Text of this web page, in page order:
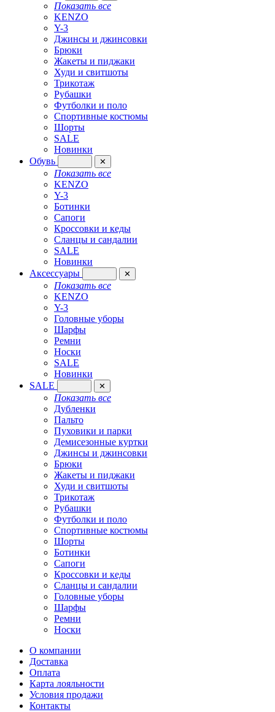
Показать все
KENZO
Y-3
Джинсы и джинсовки
Брюки
Жакеты и пиджаки
Худи и свитшоты
Трикотаж
Рубашки
Футболки и поло
Спортивные костюмы
Шорты
SALE
Новинки
Обувь
✕
Показать все
KENZO
Y-3
Ботинки
Сапоги
Кроссовки и кеды
Сланцы и сандалии
SALE
Новинки
Аксессуары
✕
Показать все
KENZO
Y-3
Головные уборы
Шарфы
Ремни
Носки
SALE
Новинки
SALE
✕
Показать все
Дубленки
Пальто
Пуховики и парки
Демисезонные куртки
Джинсы и джинсовки
Брюки
Жакеты и пиджаки
Худи и свитшоты
Трикотаж
Рубашки
Футболки и поло
Спортивные костюмы
Шорты
Ботинки
Сапоги
Кроссовки и кеды
Сланцы и сандалии
Головные уборы
Шарфы
Ремни
Носки
О компании
Доставка
Оплата
Карта лояльности
Условия продажи
Контакты